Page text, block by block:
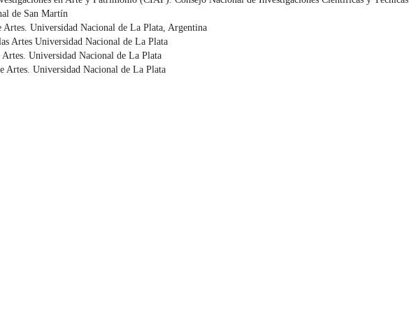
de San Martín
Artes. Universidad Nacional de La Plata, Argentina
Artes Universidad Nacional de La Plata
Artes. Universidad Nacional de La Plata
Artes. Universidad Nacional de La Plata